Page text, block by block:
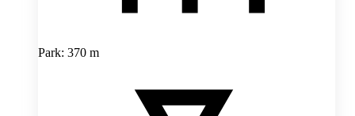
Park: 370 m